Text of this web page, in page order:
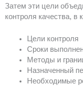
Затем эти цели
контроля качества, в
Цели контроля
Сроки
Методы и
Назначенный
Необходимые